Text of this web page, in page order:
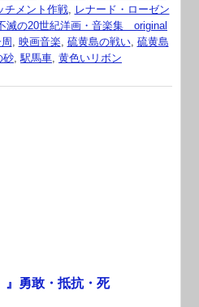
チメント作戦,
レナード・ローゼン
滅の20世紀洋画・音楽集 original
映画音楽, 硫黄島の戦い, 硫黄島
砂 駅馬車 黄色いリボン
』勇敢・抵抗・死